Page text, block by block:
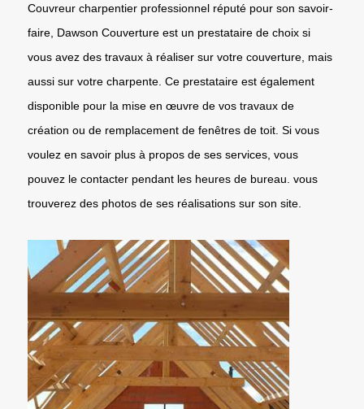
Couvreur charpentier professionnel réputé pour son savoir-
faire, Dawson Couverture est un prestataire de choix si
vous avez des travaux à réaliser sur votre couverture, mais
aussi sur votre charpente. Ce prestataire est également
disponible pour la mise en œuvre de vos travaux de
création ou de remplacement de fenêtres de toit. Si vous
voulez en savoir plus à propos de ses services, vous
pouvez le contacter pendant les heures de bureau. vous
trouverez des photos de ses réalisations sur son site.